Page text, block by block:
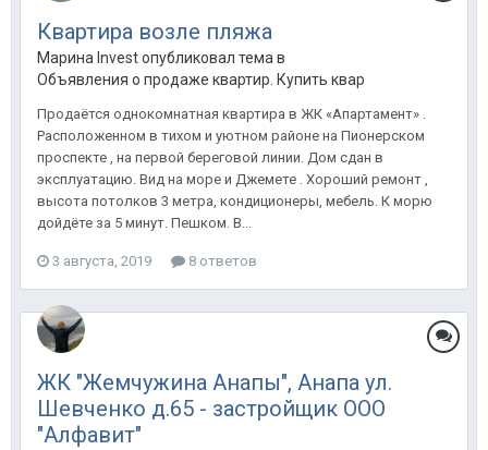
Квартира возле пляжа
Марина Invest опубликовал тема в
Объявления о продаже квартир. Купить квартиру в Анапе.
Продаётся однокомнатная квартира в ЖК «Апартамент» .
Расположенном в тихом и уютном районе на Пионерском
проспекте , на первой береговой линии. Дом сдан в
эксплуатацию. Вид на море и Джемете . Хороший ремонт ,
высота потолков 3 метра, кондиционеры, мебель. К морю
дойдёте за 5 минут. Пешком. В...
3 августа, 2019 8 ответов
ЖК "Жемчужина Анапы", Анапа ул.
Шевченко д.65 - застройщик ООО
"Алфавит"